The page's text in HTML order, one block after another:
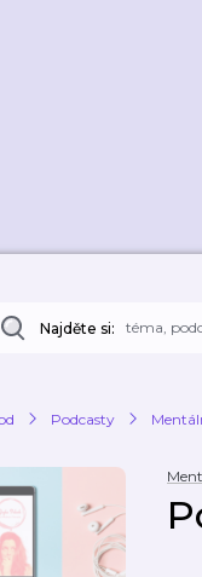
Najděte si:
Podcasty